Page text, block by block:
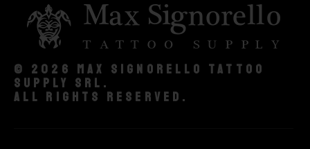
© 2026 Max Signorello Tattoo
supply srl.
All rights reserved.